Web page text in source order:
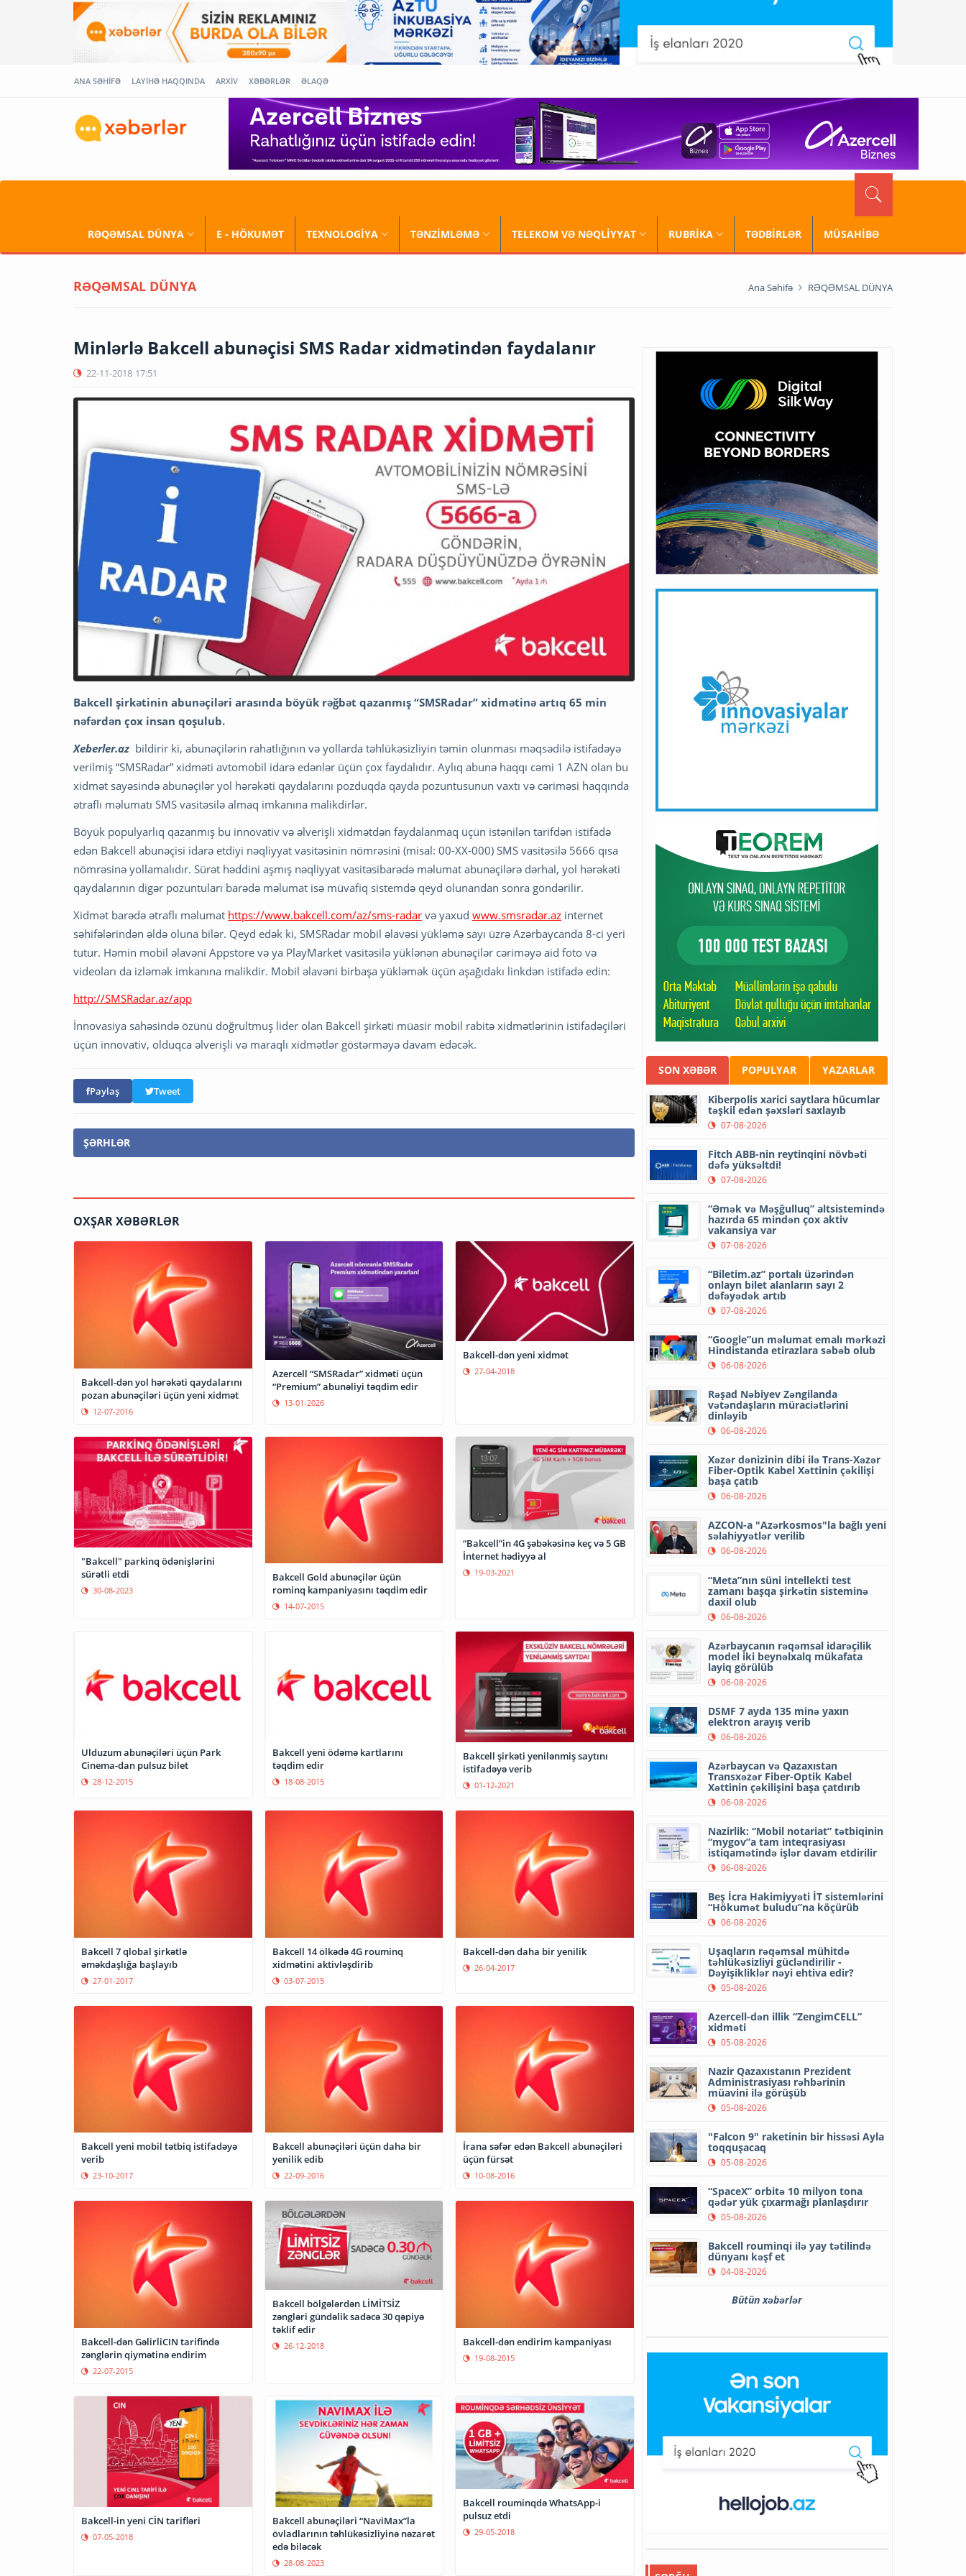
ANA SƏHİFƏ LAYİHƏ HAQQINDA ARXİV XƏBƏRLƏR ƏLAQƏ
RƏQƏMSAL DÜNYA E - HÖKUMƏT TEXNOLOGİYA TƏNZİMLƏMƏ TELEKOM VƏ NƏQLİYYAT RUBRİKA TƏDBİRLƏR MÜSAHİBƏ
RƏQƏMSAL DÜNYA Ana Səhifə RƏQƏMSAL DÜNYA
Minlərlə Bakcell abunəçisi SMS Radar xidmətindən faydalanır
22-11-2018 17:51
Bakcell şirkətinin abunəçiləri arasında böyük rəğbət qazanmış “SMSRadar” xidmətinə artıq 65 min
nəfərdən çox insan qoşulub.
Xeberler.az bildirir ki, abunəçilərin rahatlığının və yollarda təhlükəsizliyin təmin olunması məqsədilə istifadəyə
verilmiş “SMSRadar” xidməti avtomobil idarə edənlər üçün çox faydalıdır. Aylıq abunə haqqı cəmi 1 AZN olan bu
xidmət sayəsində abunəçilər yol hərəkəti qaydalarını pozduqda qayda pozuntusunun vaxtı və cəriməsi haqqında
ətraflı məlumatı SMS vasitəsilə almaq imkanına malikdirlər.
Böyük populyarlıq qazanmış bu innovativ və əlverişli xidmətdən faydalanmaq üçün istənilən tarifdən istifadə
edən Bakcell abunəçisi idarə etdiyi nəqliyyat vasitəsinin nömrəsini (misal: 00-XX-000) SMS vasitəsilə 5666 qısa
nömrəsinə yollamalıdır. Sürət həddini aşmış nəqliyyat vasitəsibarədə məlumat abunəçilərə dərhal, yol hərəkəti
qaydalarının digər pozuntuları barədə məlumat isə müvafiq sistemdə qeyd olunandan sonra göndərilir.
Xidmət barədə ətraflı məlumat https://www.bakcell.com/az/sms-radar və yaxud www.smsradar.az internet
səhifələrindən əldə oluna bilər. Qeyd edək ki, SMSRadar mobil əlavəsi yükləmə sayı üzrə Azərbaycanda 8-ci yeri
tutur. Həmin mobil əlavəni Appstore və ya PlayMarket vasitəsilə yüklənən abunəçilər cəriməyə aid foto və
videoları da izləmək imkanına malikdir. Mobil əlavəni birbaşa yükləmək üçün aşağıdakı linkdən istifadə edin:
http://SMSRadar.az/app
İnnovasiya sahəsində özünü doğrultmuş lider olan Bakcell şirkəti müasir mobil rabitə xidmətlərinin istifadəçiləri
üçün innovativ, olduqca əlverişli və maraqlı xidmətlər göstərməyə davam edəcək.
Paylaş Tweet
ŞƏRHLƏR
OXŞAR XƏBƏRLƏR
Bakcell-dən yol hərəkəti qaydalarını
pozan abunəçiləri üçün yeni xidmət
12-07-2016
Azercell “SMSRadar” xidməti üçün
“Premium” abunəliyi təqdim edir
13-01-2026
Bakcell-dən yeni xidmət
27-04-2018
"Bakcell" parkinq ödənişlərini
sürətli etdi
30-08-2023
Bakcell Gold abunəçilər üçün
rominq kampaniyasını təqdim edir
14-07-2015
“Bakcell”in 4G şəbəkəsinə keç və 5 GB
İnternet hədiyyə al
19-03-2021
Ulduzum abunəçiləri üçün Park
Cinema-dan pulsuz bilet
28-12-2015
Bakcell yeni ödəmə kartlarını
təqdim edir
18-08-2015
Bakcell şirkəti yenilənmiş saytını
istifadəyə verib
01-12-2021
Bakcell 7 qlobal şirkətlə
əməkdaşlığa başlayıb
27-01-2017
Bakcell 14 ölkədə 4G rouminq
xidmətini aktivləşdirib
03-07-2015
Bakcell-dən daha bir yenilik
26-04-2017
Bakcell yeni mobil tətbiq istifadəyə
verib
23-10-2017
Bakcell abunəçiləri üçün daha bir
yenilik edib
22-09-2016
İrana səfər edən Bakcell abunəçiləri
üçün fürsət
10-08-2016
Bakcell-dən GəlirliCIN tarifində
zənglərin qiymətinə endirim
22-07-2015
Bakcell bölgələrdən LİMİTSİZ
zəngləri gündəlik sadəcə 30 qəpiyə
təklif edir
26-12-2018 Bakcell-dən endirim kampaniyası
19-08-2015
Bakcell-in yeni CİN tarifləri
07-05-2018
Bakcell abunəçiləri “NaviMax”la
övladlarının təhlükəsizliyinə nəzarət
edə biləcək
28-08-2023
Bakcell rouminqdə WhatsApp-i
pulsuz etdi
29-05-2018
SON XƏBƏR POPULYAR YAZARLAR
Kiberpolis xarici saytlara hücumlar
təşkil edən şəxsləri saxlayıb
07-08-2026
Fitch ABB-nin reytinqini növbəti
dəfə yüksəltdi!
07-08-2026
“Əmək və Məşğulluq” altsistemində
hazırda 65 mindən çox aktiv
vakansiya var
07-08-2026
“Biletim.az” portalı üzərindən
onlayn bilet alanların sayı 2
dəfəyədək artıb
07-08-2026
“Google”un məlumat emalı mərkəzi
Hindistanda etirazlara səbəb olub
06-08-2026
Rəşad Nəbiyev Zəngilanda
vətəndaşların müraciətlərini
dinləyib
06-08-2026
Xəzər dənizinin dibi ilə Trans-Xəzər
Fiber-Optik Kabel Xəttinin çəkilişi
başa çatıb
06-08-2026
AZCON-a "Azərkosmos"la bağlı yeni
səlahiyyətlər verilib
06-08-2026
“Meta”nın süni intellekti test
zamanı başqa şirkətin sisteminə
daxil olub
06-08-2026
Azərbaycanın rəqəmsal idarəçilik
model iki beynəlxalq mükafata
layiq görülüb
06-08-2026
DSMF 7 ayda 135 minə yaxın
elektron arayış verib
06-08-2026
Azərbaycan və Qazaxıstan
Transxəzər Fiber-Optik Kabel
Xəttinin çəkilişini başa çatdırıb
06-08-2026
Nazirlik: “Mobil notariat” tətbiqinin
“mygov”a tam inteqrasiyası
istiqamətində işlər davam etdirilir
06-08-2026
Beş İcra Hakimiyyəti İT sistemlərini
“Hökumət buludu”na köçürüb
06-08-2026
Uşaqların rəqəmsal mühitdə
təhlükəsizliyi gücləndirilir -
Dəyişikliklər nəyi ehtiva edir?
05-08-2026
Azercell-dən illik “ZengimCELL”
xidməti
05-08-2026
Nazir Qazaxıstanın Prezident
Administrasiyası rəhbərinin
müavini ilə görüşüb
05-08-2026
"Falcon 9" raketinin bir hissəsi Ayla
toqquşacaq
05-08-2026
“SpaceX” orbitə 10 milyon tona
qədər yük çıxarmağı planlaşdırır
05-08-2026
Bakcell rouminqi ilə yay tətilində
dünyanı kəşf et
04-08-2026
Bütün xəbərlər